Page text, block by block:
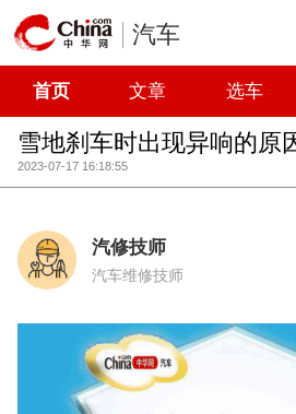
汽车
首页 文章 选车
雪地刹车时出现异响的原
2023-07-17 16:18:55
汽修技师
汽车维修技师